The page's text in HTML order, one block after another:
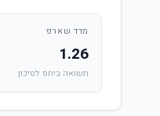
מדד שארפ
1.26
תשואה ביחס לסיכון